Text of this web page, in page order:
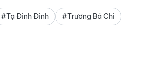
#Tạ Đình Đình #Trương Bá Chi